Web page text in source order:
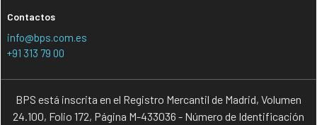
Contactos
info@bps.com.es
+91 313 79 00
BPS está inscrita en el Registro Mercantil de Madrid, Volumen
24.100, Folio 172, Página M-433036 - Número de Identificación